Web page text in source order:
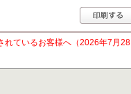
れているお客様へ（2026年7月28